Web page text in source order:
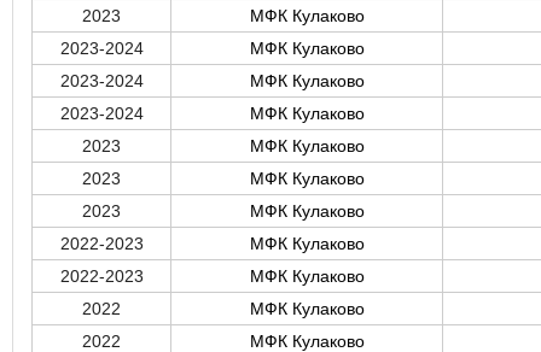
2023
МФК Кулаково
2023-2024
МФК Кулаково
2023-2024
МФК Кулаково
2023-2024
МФК Кулаково
2023
МФК Кулаково
2023
МФК Кулаково
2023
МФК Кулаково
2022-2023
МФК Кулаково
2022-2023
МФК Кулаково
2022
МФК Кулаково
2022
МФК Кулаково